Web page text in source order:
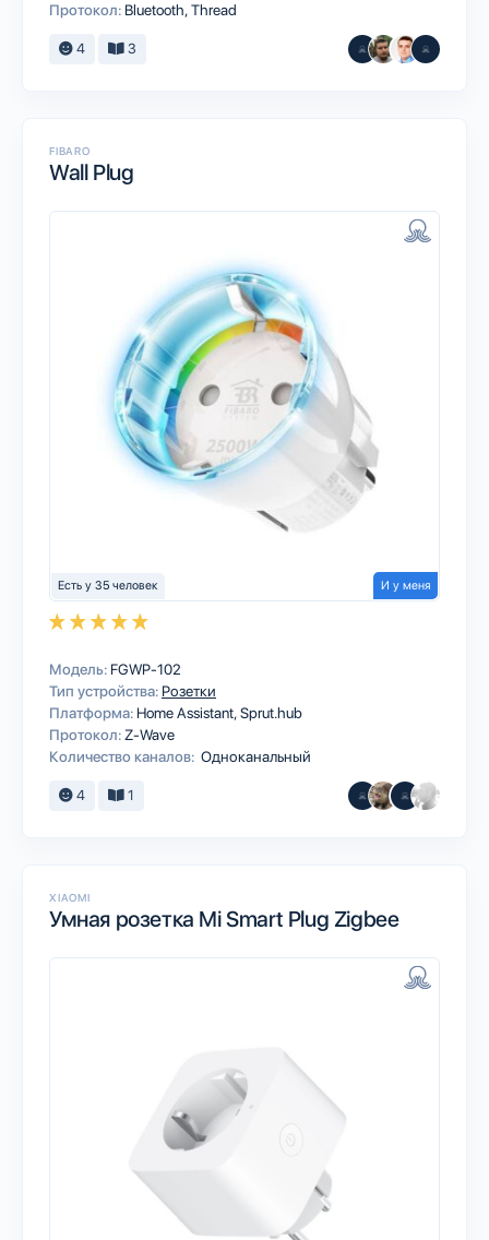
Протокол: BluetoothThread
4 3
FIBARO
Wall Plug
Есть у 35 человек И у меня
Модель: FGWP-102
Тип устройства: Розетки
Платформа: Home AssistantSprut.hub
Протокол: Z-Wave
Количество каналов: Одноканальный
4 1
XIAOMI
Умная розетка Mi Smart Plug Zigbee